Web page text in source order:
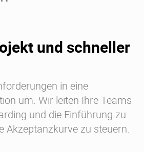
und schneller
in eine
um. Wir leiten Ihre Teams
und die Einführung zu
Akzeptanzkurve zu steuern.